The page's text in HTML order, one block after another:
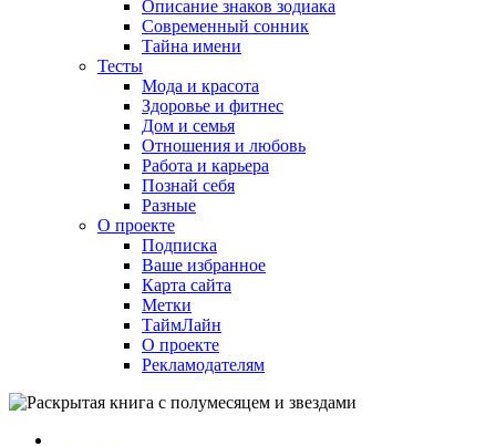
Описание знаков зодиака
Современный сонник
Тайна имени
Тесты
Мода и красота
Здоровье и фитнес
Дом и семья
Отношения и любовь
Работа и карьера
Познай себя
Разные
О проекте
Подписка
Ваше избранное
Карта сайта
Метки
ТаймЛайн
О проекте
Рекламодателям